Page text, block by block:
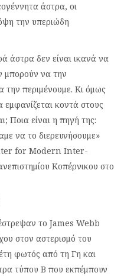
άστρα, οι
την υπεριώδη
άστρα δεν είναι ικανά να
μπορούν να την
περιμένουμε. Κι όμως
εμφανίζεται κοντά στους
Ποια είναι η πηγή της:
να το διερευνήσουμε»
for Modern Inter-
Κοπέρνικου στο
το James Webb
στον αστερισμό του
φωτός από τη Γη και
τύπου Β που εκπέμπουν